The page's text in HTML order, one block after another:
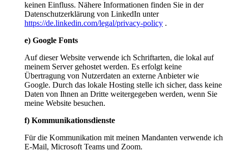
keinen Einfluss. Nähere Informationen finden Sie in der
Datenschutzerklärung von LinkedIn unter
https://de.linkedin.com/legal/privacy-policy .
e) Google Fonts
Auf dieser Website verwende ich Schriftarten, die lokal auf
meinem Server gehostet werden. Es erfolgt keine
Übertragung von Nutzerdaten an externe Anbieter wie
Google. Durch das lokale Hosting stelle ich sicher, dass keine
Daten von Ihnen an Dritte weitergegeben werden, wenn Sie
meine Website besuchen.
f) Kommunikationsdienste
Für die Kommunikation mit meinen Mandanten verwende ich
E-Mail, Microsoft Teams und Zoom.